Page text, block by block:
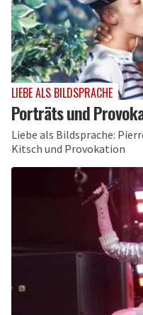
LIEBE ALS BILDSPRACHE
Porträts und
Liebe als Bildsprache:
Kitsch und Provokation